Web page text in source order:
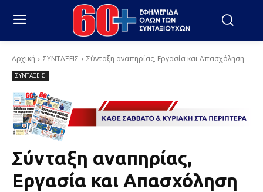
Αρχική ΣΥΝΤΑΞΕΙΣ Σύνταξη αναπηρίας, Εργασία και Απασχόληση
ΣΥΝΤΑΞΕΙΣ
Σύνταξη αναπηρίας,
Εργασία και Απασχόληση